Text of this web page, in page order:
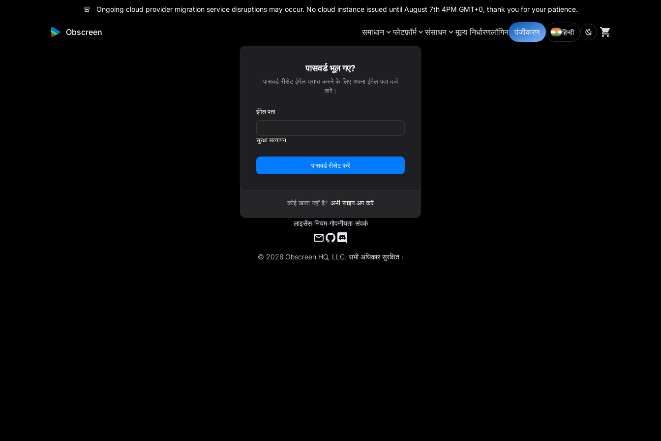
🚨 Ongoing cloud provider migration service disruptions may occur. No cloud instance issued until August 7th 4PM GMT+0, thank you for your patience.
Obscreen समाधान प्लेटफ़ॉर्म संसाधन मूल्य निर्धारणलॉगिन पंजीकरण हिन्दी
पासवर्ड भूल गए?
पासवर्ड रीसेट ईमेल प्राप्त करने के लिए अपना ईमेल पता दर्ज
करें।
ईमेल पता
सुरक्षा सत्यापन
पासवर्ड रीसेट करें
कोई खाता नहीं है? अभी साइन अप करें
लाइसेंस·नियम·गोपनीयता·संपर्क
© 2026 Obscreen HQ, LLC. सभी अधिकार सुरक्षित।